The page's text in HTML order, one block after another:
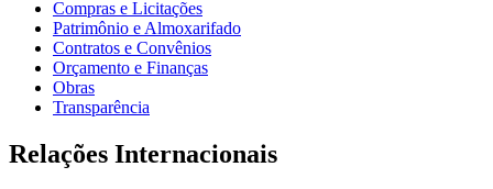
Compras e Licitações
Patrimônio e Almoxarifado
Contratos e Convênios
Orçamento e Finanças
Obras
Transparência
Relações Internacionais